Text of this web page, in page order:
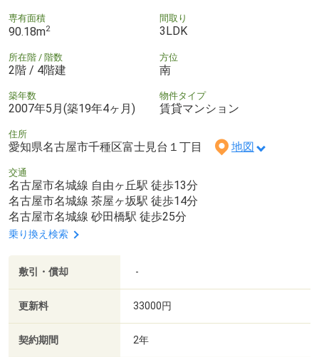
専有面積
90.18m2
間取り
3LDK
所在階 / 階数
2階 / 4階建
方位
南
築年数
2007年5月(築19年4ヶ月)
物件タイプ
賃貸マンション
住所
愛知県名古屋市千種区富士見台１丁目 地図
交通
名古屋市名城線 自由ヶ丘駅 徒歩13分
名古屋市名城線 茶屋ヶ坂駅 徒歩14分
名古屋市名城線 砂田橋駅 徒歩25分
乗り換え検索
敷引・償却 -
更新料 33000円
契約期間 2年